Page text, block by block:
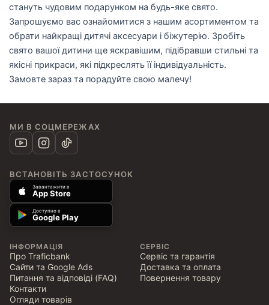
стануть чудовим подарунком на будь-яке свято.
Запрошуємо вас ознайомитися з нашим асортиментом та
обрати найкращі дитячі аксесуари і біжутерію. Зробіть
свято вашої дитини ще яскравішим, підібравши стильні та
якісні прикраси, які підкреслять її індивідуальність.
Замовте зараз та порадуйте свою малечу!
МИ В СОЦМЕРЕЖАХ
ВСТАНОВІТЬ ЗАСТОСУНОК
Завантажити в
App Store
Доступно в
Google Play
ІНФОРМАЦІЯ
Про Traficbank
Сайти та Google Ads
Питання та відповіді (FAQ)
Контакти
Огляди товарів
СЕРВІС
Сервіс та гарантія
Доставка та оплата
Повернення товару